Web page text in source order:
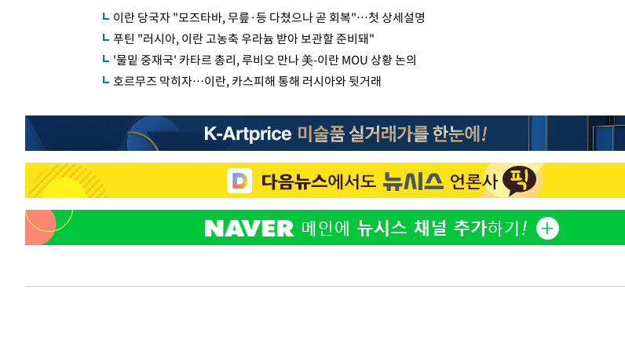
이란 당국자 "모즈타바, 무릎·등 다쳤으나 곧 회복"…첫 상세설명
푸틴 "러시아, 이란 고농축 우라늄 받아 보관할 준비돼"
'물밑 중재국' 카타르 총리, 루비오 만나 美-이란 MOU 상황 논의
호르무즈 막히자…이란, 카스피해 통해 러시아와 뒷거래